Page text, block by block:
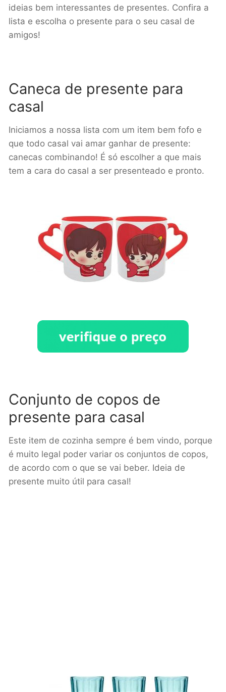
ideias bem interessantes de presentes. Confira a
lista e escolha o presente para o seu casal de
amigos!
Caneca de presente para
casal
Iniciamos a nossa lista com um item bem fofo e
que todo casal vai amar ganhar de presente:
canecas combinando! É só escolher a que mais
tem a cara do casal a ser presenteado e pronto.
Conjunto de copos de
presente para casal
Este item de cozinha sempre é bem vindo, porque
é muito legal poder variar os conjuntos de copos,
de acordo com o que se vai beber. Ideia de
presente muito útil para casal!